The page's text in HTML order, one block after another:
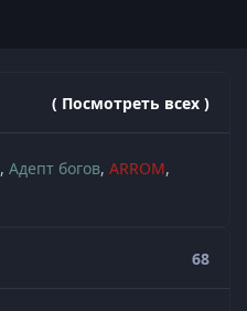
( Посмотреть всех )
Адепт богов ARROM
68